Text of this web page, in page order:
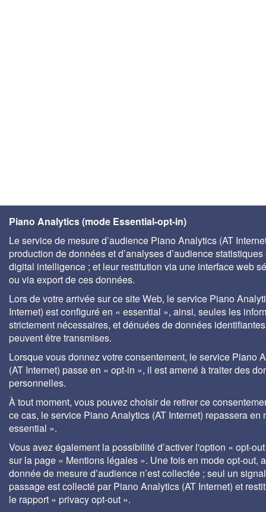
Piano Analytics (mode Essential-opt-in)
Le service de mesure d’audience Piano Analytics (AT
production de données et d’analyses d’audience statistiques
digital intelligence ; et leur restitution via une interface web
ou via export de ces données.
Lors de votre arrivée sur ce site Web, le service Piano
Internet) est configuré en « essential », ainsi, seules les
strictement nécessaires, et dénuées de données
peuvent être transmises.
Lorsque vous donnez votre consentement, le service Piano
(AT Internet) passe en « opt-in », il est amené à traiter des
personnelles.
À tout moment, vous pouvez choisir de retirer ce
ce cas, le service Piano Analytics (AT Internet) repassera en
essential ».
Vous avez également la possibilité d’activer l'option « opt-
sur la page « Mentions légales ». Une fois en mode opt-out,
donnée de mesure d’audience n’est collectée ; seul un
passage est collecté par Piano Analytics (AT Internet) et
le rapport « privacy opt-out ».